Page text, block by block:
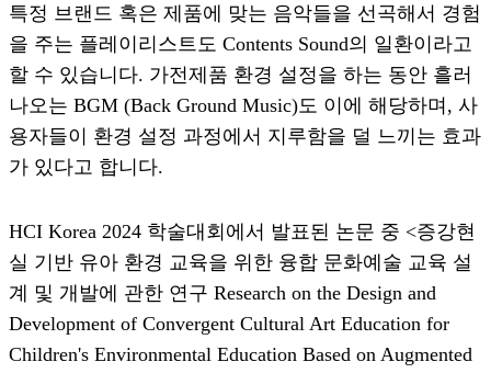
특정 브랜드 혹은 제품에 맞는 음악들을 선곡해서 경험
을 주는 플레이리스트도 Contents Sound의 일환이라고
할 수 있습니다. 가전제품 환경 설정을 하는 동안 흘러
나오는 BGM (Back Ground Music)도 이에 해당하며, 사
용자들이 환경 설정 과정에서 지루함을 덜 느끼는 효과
가 있다고 합니다.
HCI Korea 2024 학술대회에서 발표된 논문 중 <증강현
실 기반 유아 환경 교육을 위한 융합 문화예술 교육 설
계 및 개발에 관한 연구 Research on the Design and
Development of Convergent Cultural Art Education for
Children's Environmental Education Based on Augmented